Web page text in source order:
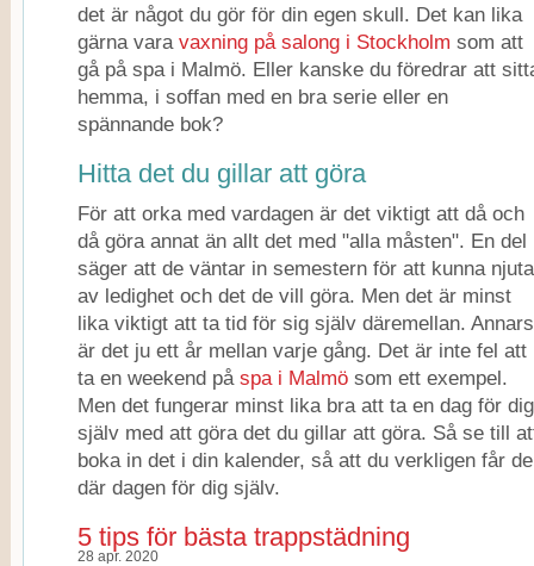
det är något du gör för din egen skull. Det kan lika
gärna vara vaxning på salong i Stockholm som att
gå på spa i Malmö. Eller kanske du föredrar att
hemma, i soffan med en bra serie eller en
spännande bok?
Hitta det du gillar att göra
För att orka med vardagen är det viktigt att då och
då göra annat än allt det med "alla måsten". En del
säger att de väntar in semestern för att kunna njuta
av ledighet och det de vill göra. Men det är minst
lika viktigt att ta tid för sig själv däremellan. Annars
är det ju ett år mellan varje gång. Det är inte fel att
ta en weekend på spa i Malmösom ett exempel.
Men det fungerar minst lika bra att ta en dag för dig
själv med att göra det du gillar att göra. Så se till
boka in det i din kalender, så att du verkligen får
där dagen för dig själv.
5 tips för bästa trappstädning
28 apr. 2020